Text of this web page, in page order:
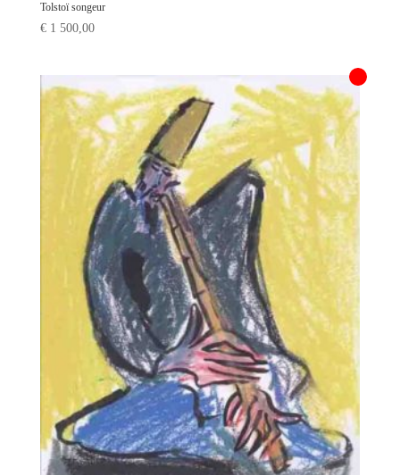
Tolstoï songeur
€1 500,00